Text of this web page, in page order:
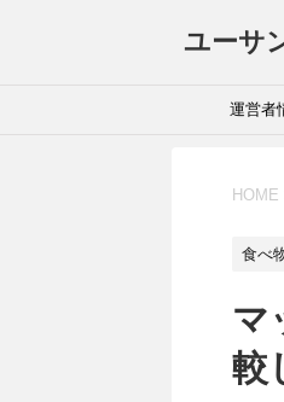
ユーサ
運営者
HOME
食べ
マ
較